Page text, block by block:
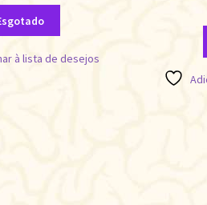
à lista de desejos